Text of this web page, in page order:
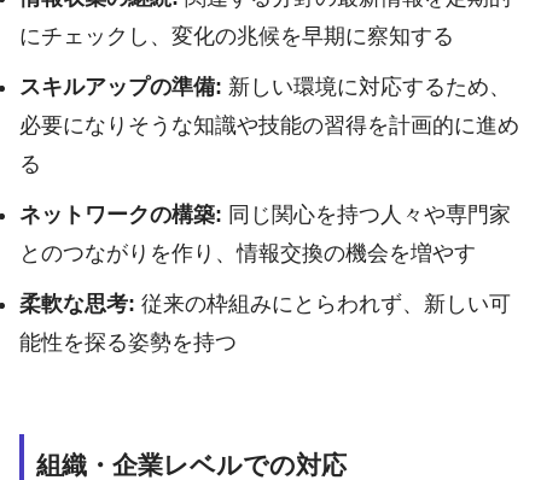
にチェックし、変化の兆候を早期に察知する
スキルアップの準備: 新しい環境に対応するため、
必要になりそうな知識や技能の習得を計画的に進め
る
ネットワークの構築: 同じ関心を持つ人々や専門家
とのつながりを作り、情報交換の機会を増やす
柔軟な思考: 従来の枠組みにとらわれず、新しい可
能性を探る姿勢を持つ
組織・企業レベルでの対応